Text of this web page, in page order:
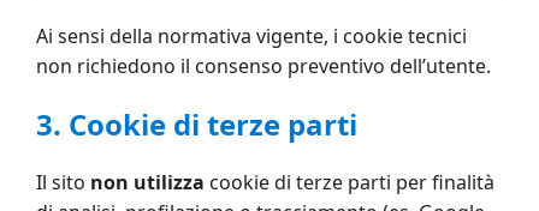
Ai sensi della normativa vigente, i cookie tecnici
non richiedono il consenso preventivo dell’utente.
3. Cookie di terze parti
Il sito non utilizza cookie di terze parti per finalità